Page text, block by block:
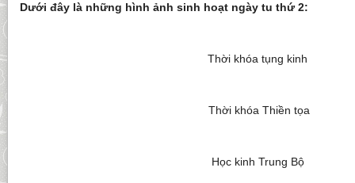
Dưới đây là những hình ảnh sinh hoạt ngày tu thứ 2:
Thời khóa tụng kinh
Thời khóa Thiền tọa
Học kinh Trung Bộ